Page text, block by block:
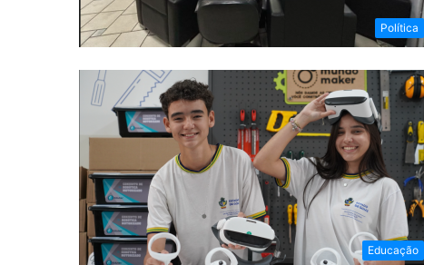
Política
Educação